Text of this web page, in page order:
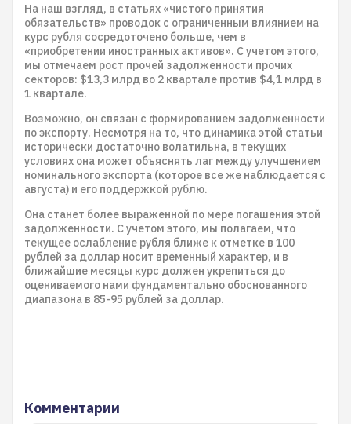
На наш взгляд, в статьях «чистого принятия
обязательств» проводок с ограниченным влиянием на
курс рубля сосредоточено больше, чем в
«приобретении иностранных активов». С учетом этого,
мы отмечаем рост прочей задолженности прочих
секторов: $13,3 млрд во 2 квартале против $4,1 млрд в
1 квартале.
Возможно, он связан с формированием задолженности
по экспорту. Несмотря на то, что динамика этой статьи
исторически достаточно волатильна, в текущих
условиях она может объяснять лаг между улучшением
номинального экспорта (которое все же наблюдается с
августа) и его поддержкой рублю.
Она станет более выраженной по мере погашения этой
задолженности. С учетом этого, мы полагаем, что
текущее ослабление рубля ближе к отметке в 100
рублей за доллар носит временный характер, и в
ближайшие месяцы курс должен укрепиться до
оцениваемого нами фундаментально обоснованного
диапазона в 85-95 рублей за доллар.
Комментарии